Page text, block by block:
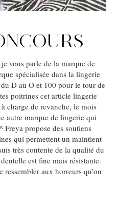
vous parle de la marque de
spécialisée dans la lingerie
D au O et 100 pour le tour de
poitrines cet article lingerie
charge de revanche, le mois
autre marque de lingerie qui
Freya propose des soutiens
qui permettent un maintient
très contente de la qualité du
est fine mais résistante.
aux horreurs qu’on